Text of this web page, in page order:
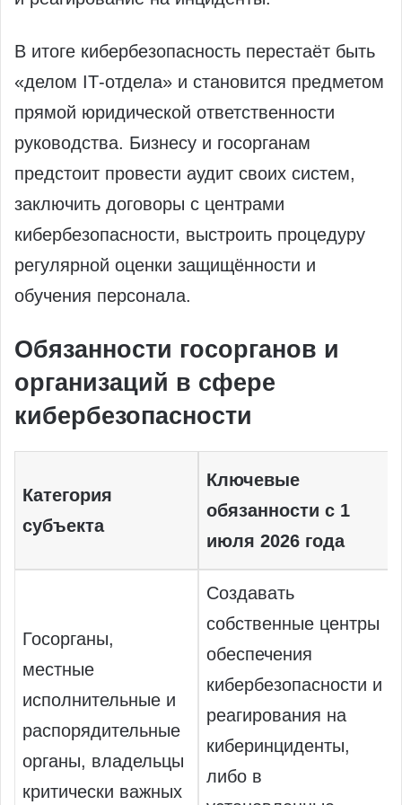
В итоге кибербезопасность перестаёт быть
«делом IT‑отдела» и становится предметом
прямой юридической ответственности
руководства. Бизнесу и госорганам
предстоит провести аудит своих систем,
заключить договоры с центрами
кибербезопасности, выстроить процедуру
регулярной оценки защищённости и
обучения персонала.
Обязанности госорганов и
организаций в сфере
кибербезопасности
Категория
субъекта
Ключевые
обязанности с 1
июля 2026 года
Госорганы,
местные
исполнительные и
распорядительные
органы, владельцы
критически важных
Создавать
собственные центры
обеспечения
кибербезопасности и
реагирования на
киберинциденты,
либо в